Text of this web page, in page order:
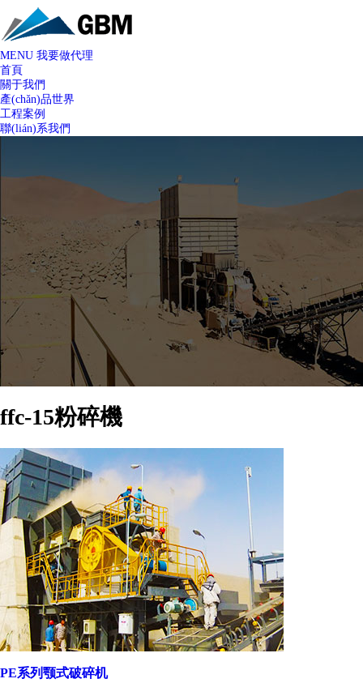
MENU 我要做代理
首頁
關于我們
產(chǎn)品世界
工程案例
聯(lián)系我們
ffc-15粉碎機
PE系列颚式破碎机